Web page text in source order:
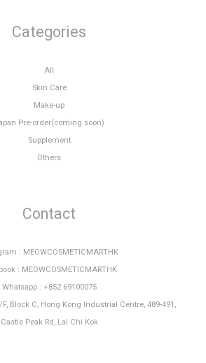
Categories
All
Skin Care
Make-up
Pre-order(coming soon)
Supplement
Others
Contact
: MEOWCOSMETICMARTHK
: MEOWCOSMETICMARTHK
Whatsapp : +852 69100075
Block C, Hong Kong Industrial Centre, 489-491,
Castle Peak Rd, Lai Chi Kok